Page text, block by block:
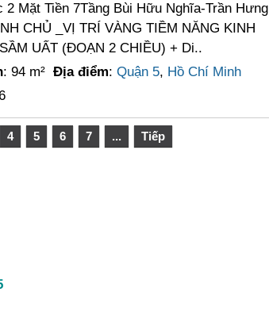
2 Mặt Tiền 7Tầng Bùi Hữu Nghĩa-Trần Hưng
CHỦ _VỊ TRÍ VÀNG TIỀM NĂNG KINH
UẤT (ĐOẠN 2 CHIỀU) + Di..
: 94 m² Địa điểm: Quận 5, Hồ Chí Minh
4 5 6 7 ... Tiếp